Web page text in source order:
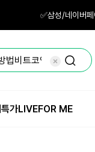
✅삼성/네이버
가LIVEFOR ME